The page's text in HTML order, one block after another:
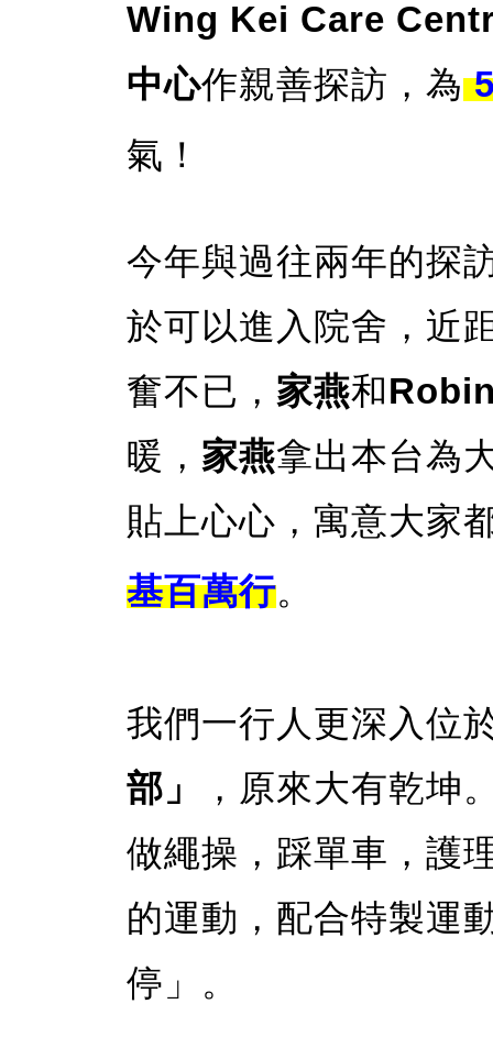
Wing Kei Care
中心作親善探訪，為5
氣！
今年與過往兩年的探
於可以進入院舍，近
奮不已， 家燕和
暖， 家燕拿出本台為
貼上心心，寓意大家
基百萬行。
我們一行人更深入位
部」
，原來大有乾坤
做繩操，踩單車，護
的運動，配合特製運
停」。